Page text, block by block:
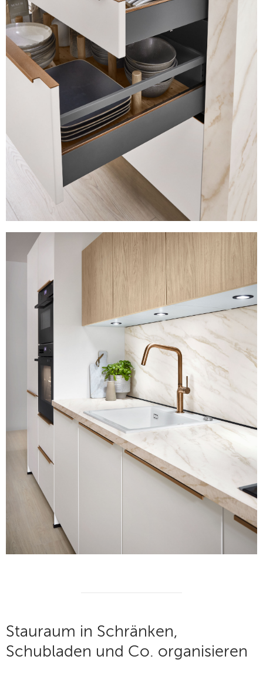
Stauraum in Schränken,
Schubladen und Co. organisieren